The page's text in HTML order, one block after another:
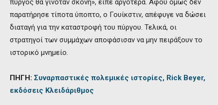
πύργος θα γινόταν σκόνη», είπε αργότερα. Αφού όμως δεν
παρατήρησε τίποτα ύποπτο, ο Γουίκστιν, απέφυγε να δώσει
διαταγή για την καταστροφή του πύργου. Τελικά, οι
στρατηγοί των συμμάχων αποφάσισαν να μην πειράξουν το
ιστορικό μνημείο.
ΠΗΓΗ: Συναρπαστικές πολεμικές ιστορίες, Rick Beyer,
εκδόσεις Κλειδάριθμος